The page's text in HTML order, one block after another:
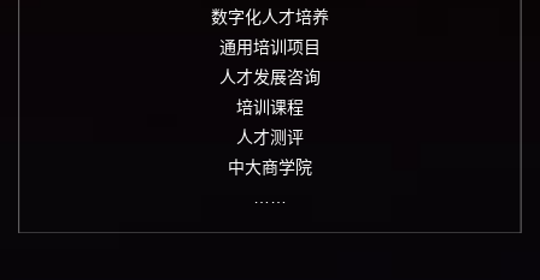
数字化人才培养
通用培训项目
人才发展咨询
培训课程
人才测评
中大商学院
……